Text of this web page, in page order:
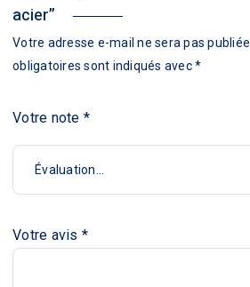
acier”
Votre adresse e-mail ne sera pas publiée.
obligatoires sont indiqués avec*
Votre note *
Votre avis *